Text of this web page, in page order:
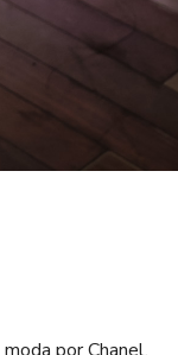
moda porChanel,